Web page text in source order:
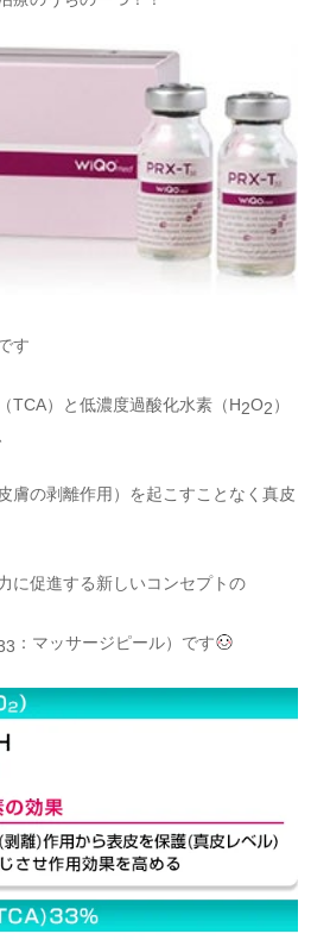
す
（TCA）と低濃度過酸化水素（H2O2）
膚の剥離作用）を起こすことなく真皮
に促進する新しいコンセプトの
：マッサージピール）です